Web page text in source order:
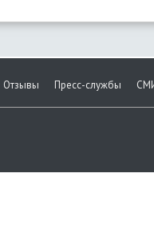
Отзывы Пресс-службы